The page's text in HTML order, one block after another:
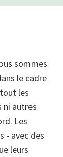
sommes
le cadre
les
ni autres
Les
- avec des
leurs